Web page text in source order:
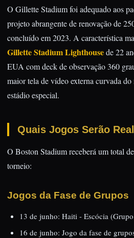
O Gillette Stadium foi adequado aos
projeto abrangente de renovação de
concluído em 2023. A característica
Gillette Stadium Lighthousede 22
EUA com deck de observação 360
maior tela de vídeo externa curvada
estádio especial.
Quais Jogos Serão
O Boston Stadium receberá um total de
torneio:
Jogos da Fase de Grupos
13 de junho: Haiti - Escócia
16 de junho: Jogo da fase de